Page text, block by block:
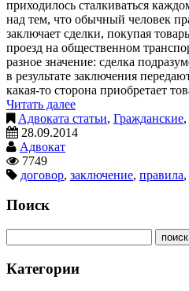
приходилось сталкиваться
над тем, что обычный человек
заключает сделки, покупая
проезд на общественном
разное значение: сделка
в результате заключения
какая-то сторона приобретает
Читать далее
Адвоката статьи, Гражданские,
28.09.2014
Адвокат
7749
договор, заключение, правила,
Поиск
Категории